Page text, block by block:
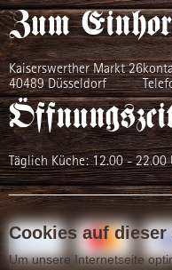
Zum
Kaiserswerther Markt 26
40489 Düsseldorf
Täglich Küche: 12.00 - 22.00
Cookies auf dieser
Um unsere Internetseite